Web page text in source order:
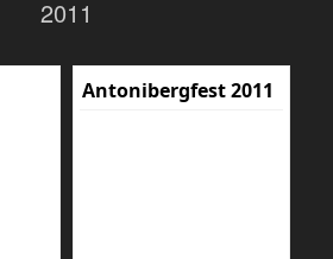
2011
Antonibergfest 2011